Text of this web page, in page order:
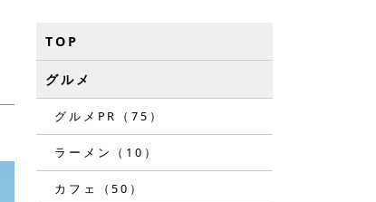
TOP
グルメ
グルメPR（75）
ラーメン（10）
カフェ（50）